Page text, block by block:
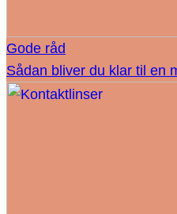
Gode råd
Sådan bliver du klar til en